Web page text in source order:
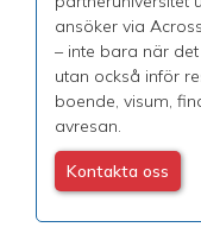
ansöker via
– inte bara när
utan också inför
boende, visum,
avresan.
Kontakta oss